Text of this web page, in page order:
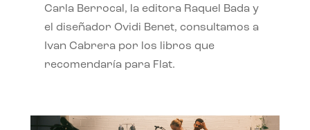
Carla Berrocal, la editora Raquel Bada y
el diseñador Ovidi Benet, consultamos a
Ivan Cabrera por los libros que
recomendaría para Flat.